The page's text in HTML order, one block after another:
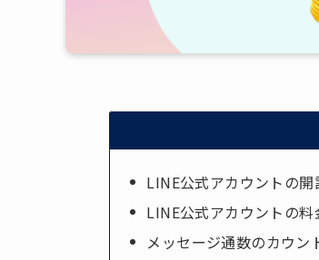
LINE公式アカウントの
LINE公式アカウントの料
メッセージ通数のカウン